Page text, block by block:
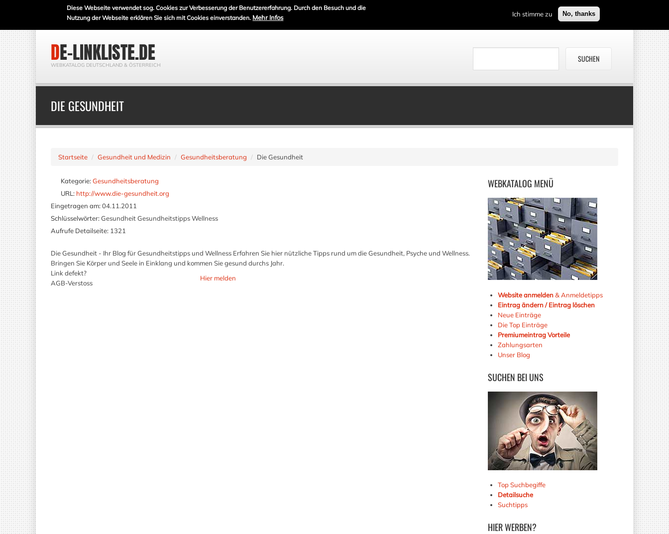
Diese Webseite verwendet sog. Cookies zur Verbesserung der Benutzererfahrung. Durch den Besuch und die
Nutzung der Webseite erklären Sie sich mit Cookies einverstanden. Mehr Infos Ich stimme zu No, thanks
DE-LINKLISTE.DE
WEBKATALOG DEUTSCHLAND & ÖSTERREICH
DIE GESUNDHEIT
Startseite Gesundheit und Medizin Gesundheitsberatung Die Gesundheit
WEBKATALOG MENÜ
Website anmelden& Anmeldetipps
Eintrag ändern / Eintrag löschen
Neue Einträge
Die Top Einträge
Premiumeintrag Vorteile
Zahlungsarten
Unser Blog
SUCHEN BEI UNS
Top Suchbegiffe
Detailsuche
Suchtipps
HIERWERBEN?
Kategorie: Gesundheitsberatung
URL: http://www.die-gesundheit.org
Eingetragen am: 04.11.2011
Schlüsselwörter: Gesundheit Gesundheitstipps Wellness
Aufrufe Detailseite: 1321
Die Gesundheit - Ihr Blog für Gesundheitstipps und Wellness Erfahren Sie hier nützliche Tipps rund um die Gesundheit, Psyche und Wellness.
Bringen Sie Körper und Seele in Einklang und kommen Sie gesund durchs Jahr.
Link defekt?
AGB-Verstoss
Hier melden